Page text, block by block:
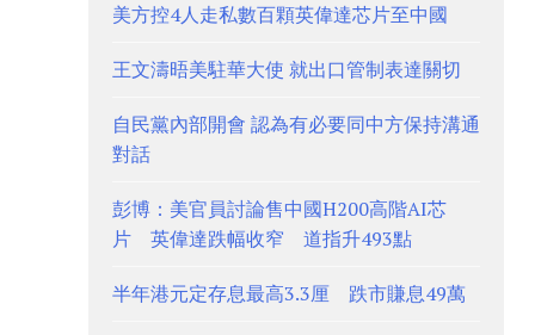
美方控4人走私數百顆英偉達芯片至中國
王文濤晤美駐華大使 就出口管制表達關切
自民黨內部開會 認為有必要同中方保持溝通
對話
彭博：美官員討論售中國H200高階AI芯
片 英偉達跌幅收窄 道指升493點
半年港元定存息最高3.3厘 跌市賺息49萬